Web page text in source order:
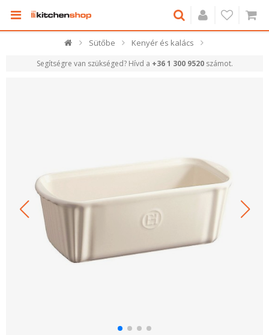
Sütőbe Kenyér és kalács
Segítségre van szükséged? Hívd a +36 1 300 9520számot.